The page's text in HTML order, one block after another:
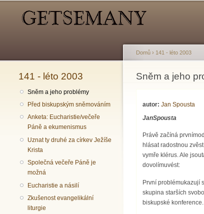
141 - léto 2003
Sněm a jeho problémy
Před biskupským sněmováním
Anketa: Eucharistie/večeře
Páně a ekumenismus
Uznat ty druhé za církev Ježíše
Krista
Společná večeře Páně je
možná
Eucharistie a násilí
Zkušenost evangelikální
liturgie
Jste zde
Domů › 141 - léto 2003
Sněm a jeho
autor:Jan Spousta
JanSpousta
Právě začíná
hlásat radostnou
vymře klérus. Ale
dovolímuvést:
První problémukazují
skupina starších
biskupské